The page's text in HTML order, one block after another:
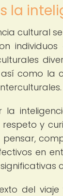
la
cultural
así como la
la
y
en
del viaje